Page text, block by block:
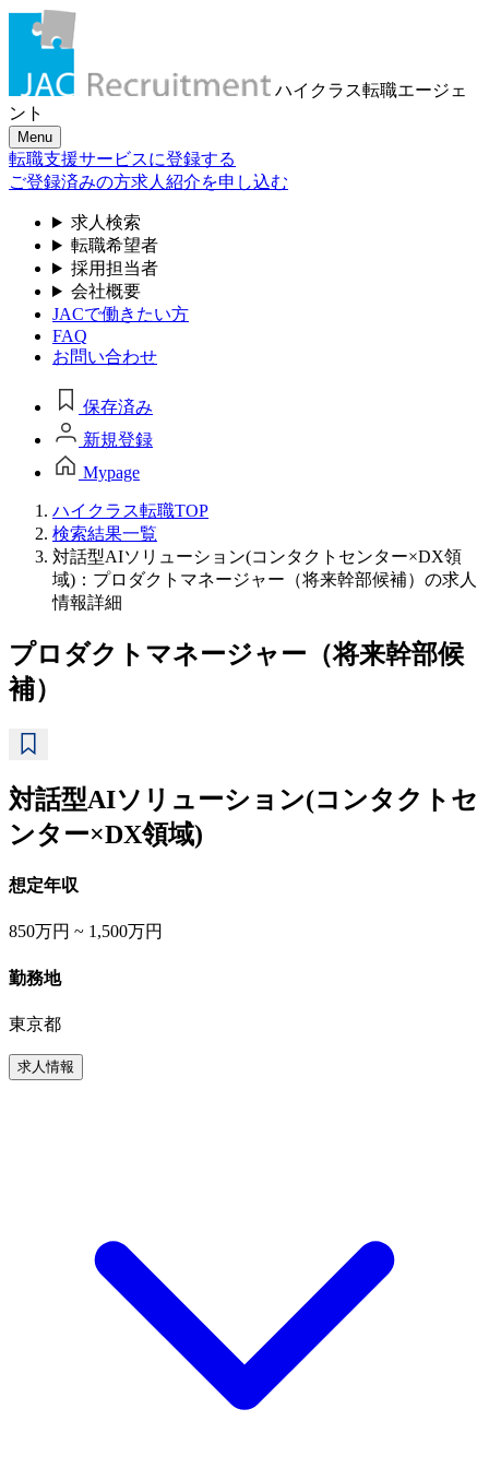
ハイクラス転職エージェ
ント
Menu
転職支援サービスに登録する
ご登録済みの方求人紹介を申し込む
求人検索
転職希望者
採用担当者
会社概要
JACで働きたい方
FAQ
お問い合わせ
保存済み
新規登録
Mypage
ハイクラス転職TOP
検索結果一覧
対話型AIソリューション(コンタクトセンター×DX領
域)：プロダクトマネージャー（将来幹部候補）の求人
情報詳細
プロダクトマネージャー（将来幹部候
補）
対話型AIソリューション(コンタクトセ
ンター×DX領域)
想定年収
850万円 ~ 1,500万円
勤務地
東京都
求人情報